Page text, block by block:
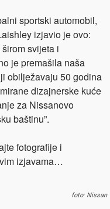
sportski automobil,
izjavio je ovo:
svijeta i
je premašila naša
obilježavaju 50 godina
dizajnerske kuće
za Nissanovo
baštinu”.
fotografije i
izjavama…
foto: Nissan